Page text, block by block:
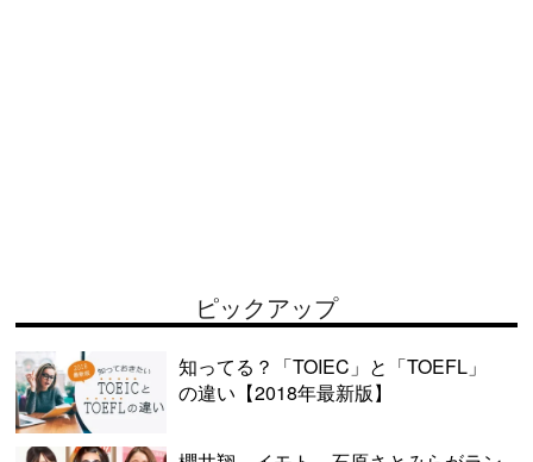
ピックアップ
知ってる？「TOIEC」と「TOEFL」
の違い【2018年最新版】